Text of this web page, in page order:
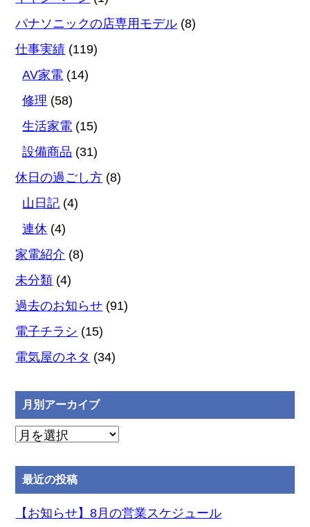
パナソニックの店専用モデル (8)
仕事実績 (119)
AV家電 (14)
修理 (58)
生活家電 (15)
設備商品 (31)
休日の過ごし方 (8)
山日記 (4)
連休 (4)
家電紹介 (8)
未分類 (4)
過去のお知らせ (91)
電子チラシ (15)
電気屋のネタ (34)
月別アーカイブ
月
ア
ー
カ
最近の投稿
【お知らせ】8月の営業スケジュール